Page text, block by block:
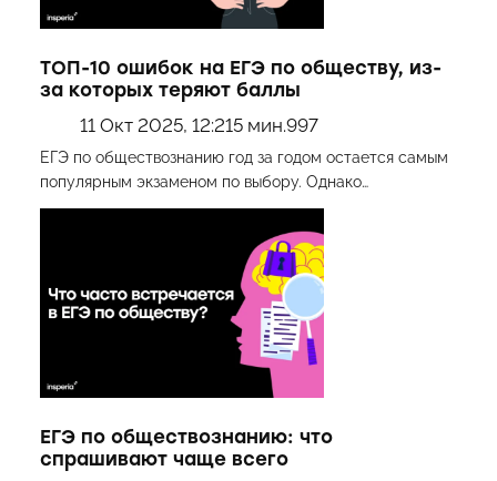
ТОП-10 ошибок на ЕГЭ по обществу, из-
за которых теряют баллы
11 Окт 2025, 12:215 мин.997
ЕГЭ по обществознанию год за годом остается самым
популярным экзаменом по выбору. Однако…
ЕГЭ по обществознанию: что
спрашивают чаще всего